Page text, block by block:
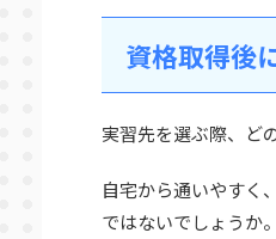
資格取得後
実習先を選ぶ際、ど
自宅から通いやすく
ではないでしょうか